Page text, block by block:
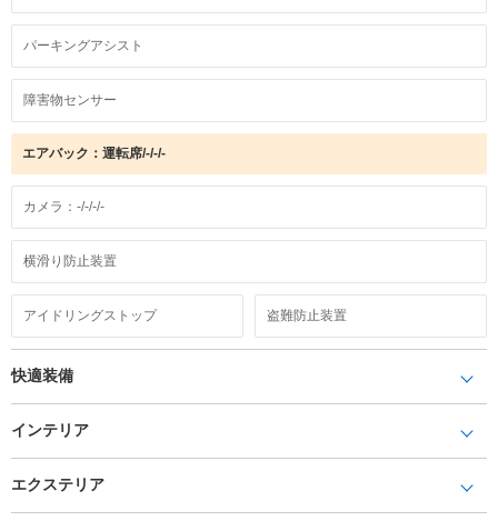
パーキングアシスト
障害物センサー
エアバック：運転席/-/-/-
カメラ：-/-/-/-
横滑り防止装置
アイドリングストップ 盗難防止装置
快適装備
インテリア
エクステリア